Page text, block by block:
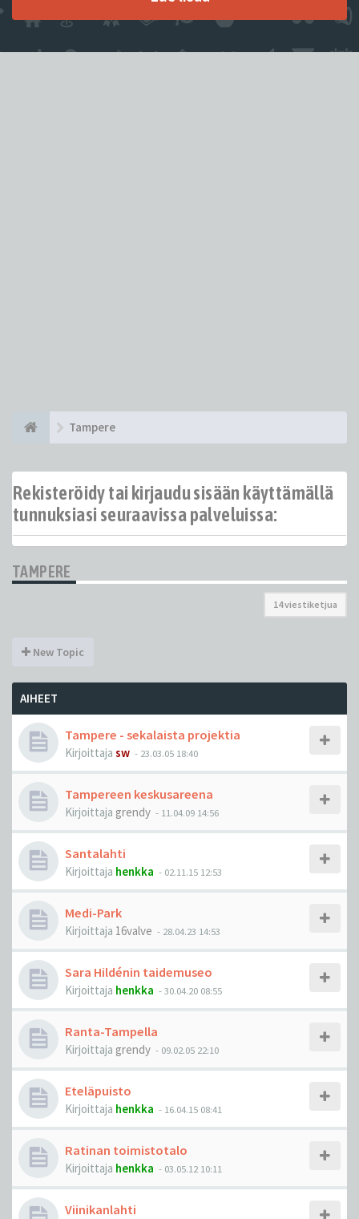
Tampere
Rekisteröidy tai kirjaudu sisään käyttämällä
tunnuksiasi seuraavissa palveluissa:
TAMPERE
14 viestiketjua
New Topic
AIHEET
Tampere - sekalaista projektia
Kirjoittaja sw - 23.03.05 18:40
Tampereen keskusareena
Kirjoittaja grendy - 11.04.09 14:56
Santalahti
Kirjoittaja henkka - 02.11.15 12:53
Medi-Park
Kirjoittaja 16valve - 28.04.23 14:53
Sara Hildénin taidemuseo
Kirjoittaja henkka -30.04.20 08:55
Ranta-Tampella
Kirjoittaja grendy - 09.02.05 22:10
Eteläpuisto
Kirjoittaja henkka - 16.04.15 08:41
Ratinan toimistotalo
Kirjoittaja henkka - 03.05.12 10:11
Viinikanlahti